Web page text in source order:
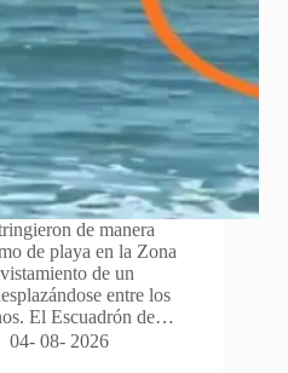
de manera
de playa en la Zona
de un
entre los
El Escuadrón de…
04- 08- 2026